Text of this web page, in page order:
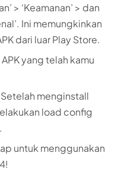
> ‘Keamanan’ > dan
Ini memungkinkan
dari luar Play Store.
yang telah kamu
menginstall
load config
untuk menggunakan